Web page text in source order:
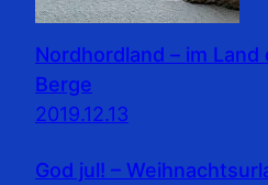
Nordhordland – im
Berge
2019.12.13
God jul! –